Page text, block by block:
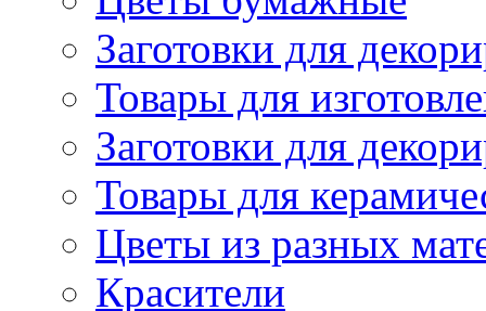
Заготовки для
Товары для
Заготовки для
Товары для
Цветы из разных
Красители